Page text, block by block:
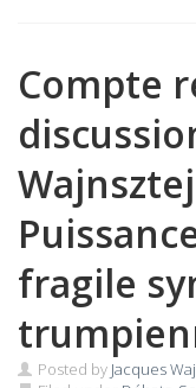
Compte
fragile
Posted by Jacques